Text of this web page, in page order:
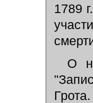
1789
О
Грота.